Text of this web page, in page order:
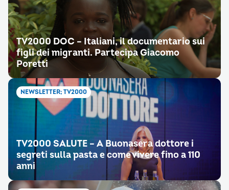
TV2000 DOC – Italiani, il documentario sui
figli dei migranti. Partecipa Giacomo
Poretti
NEWSLETTER; TV2000
TV2000 SALUTE – A Buonasera dottore i
segreti sulla pasta e come vivere fino a 110
anni